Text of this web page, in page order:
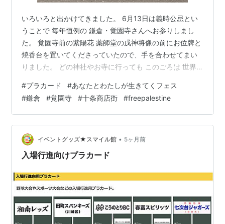
いろいろと出かけてきました。 6月13日は義時公忌とい
うことで 毎年恒例の 鎌倉・覚園寺さんへお参りしまし
た。 覚園寺前の紫陽花 薬師堂の戌神将像の前にお位牌と
焼香台を置いてくださっていたので、手を合わせてまい
りました。 どの神社やお寺に行っても このごろは 世界
きないように と願うばかりです。 撮影禁止じゃないエリ
アはドンドン撮って な覚園寺さん 新たなフォトスポット
が...
#プラカード #あなたとわたしが生きてくフェス
#鎌倉 #覚園寺 #十条商店街 #freepalestine
イベントグッズ★スマイル館 • 5ヶ月前
入場行進向けプラカード